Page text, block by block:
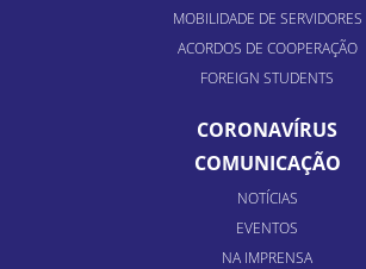
MOBILIDADE DE SERVIDORES
ACORDOS DE COOPERAÇÃO
FOREIGN STUDENTS
CORONAVÍRUS
COMUNICAÇÃO
NOTÍCIAS
EVENTOS
NA IMPRENSA